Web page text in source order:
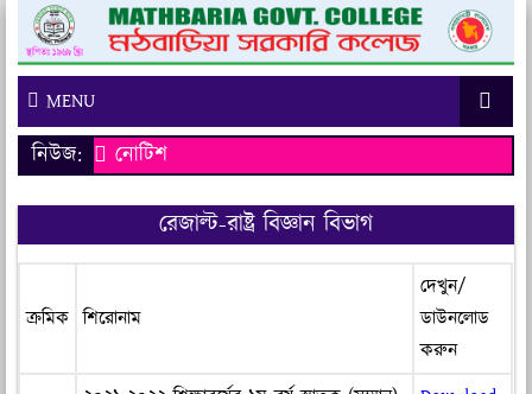
MENU
নিউজ: নোটিশ
রেজাল্ট-রাষ্ট্র বিজ্ঞান বিভাগ
ক্রমিক শিরোনাম
দেখুন/
ডাউনলোড
করুন